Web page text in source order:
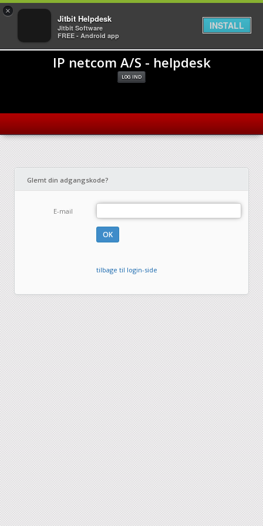
IP netcom A/S - helpdesk
LOG IND
Glemt din adgangskode?
E-mail
tilbage til login-side
×
Jitbit Helpdesk
Jitbit Software
FREE - Android app
INSTALL